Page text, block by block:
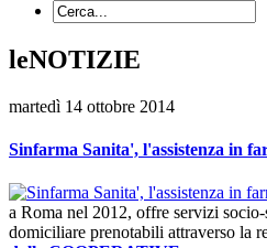
leNOTIZIE
martedì 14 ottobre 2014
Sinfarma Sanita', l'assistenza in
a Roma nel 2012, offre servizi socio-
domiciliare prenotabili attraverso la